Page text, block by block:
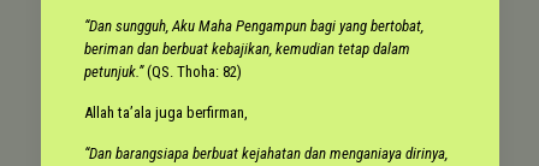
“Dan sungguh, Aku Maha Pengampun bagi yang bertobat,
beriman dan berbuat kebajikan, kemudian tetap dalam
petunjuk.”(QS. Thoha: 82)
Allah ta’ala juga berfirman,
“Dan barangsiapa berbuat kejahatan dan menganiaya dirinya,